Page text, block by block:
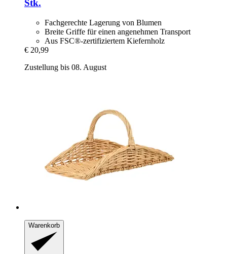
Stk.
Fachgerechte Lagerung von Blumen
Breite Griffe für einen angenehmen Transport
Aus FSC®-zertifiziertem Kiefernholz
€ 20,99
Zustellung bis 08. August
Warenkorb